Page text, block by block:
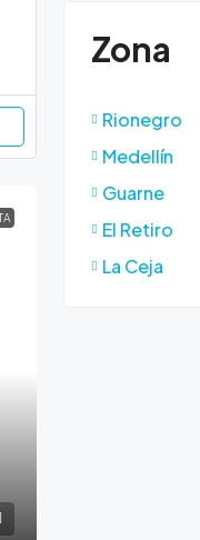
Zona
Rionegro
Medellín
Guarne
El Retiro
La Ceja